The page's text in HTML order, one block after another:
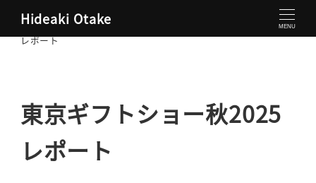
Hideaki Otake MENU
大竹秀明 公式サイト
東京ギフトショー秋2025
レポート
東京ギフトショー秋2025
レポート